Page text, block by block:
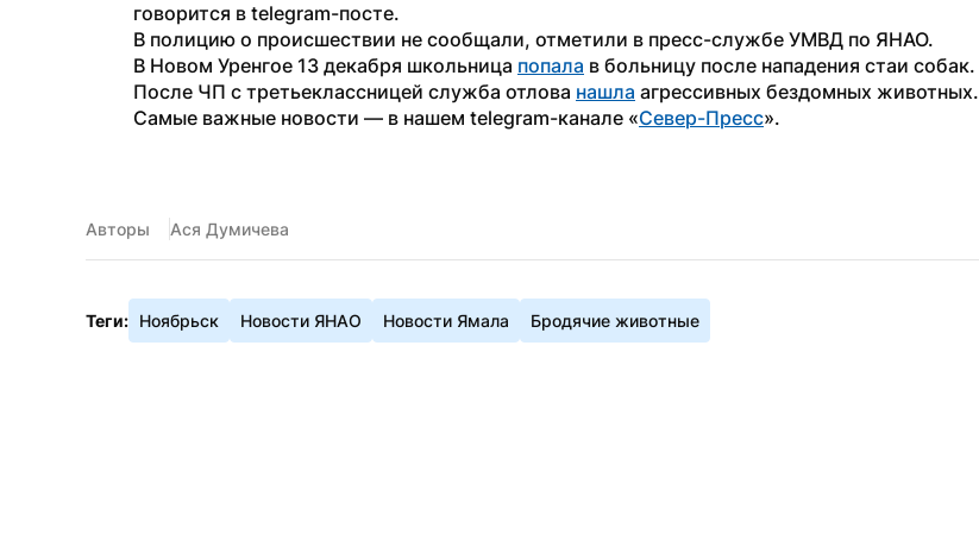
говорится в telegram-посте.
В полицию о происшествии не сообщали, отметили в пресс-службе УМВД по ЯНАО.
В Новом Уренгое 13 декабря школьница попала в больницу после нападения стаи собак.
После ЧП с третьеклассницей служба отлова нашла агрессивных бездомных животных.
Самые важные новости — в нашем telegram-канале «Север-Пресс».
Авторы Ася Думичева
Теги: Ноябрьск Новости ЯНАО Новости Ямала Бродячие животные